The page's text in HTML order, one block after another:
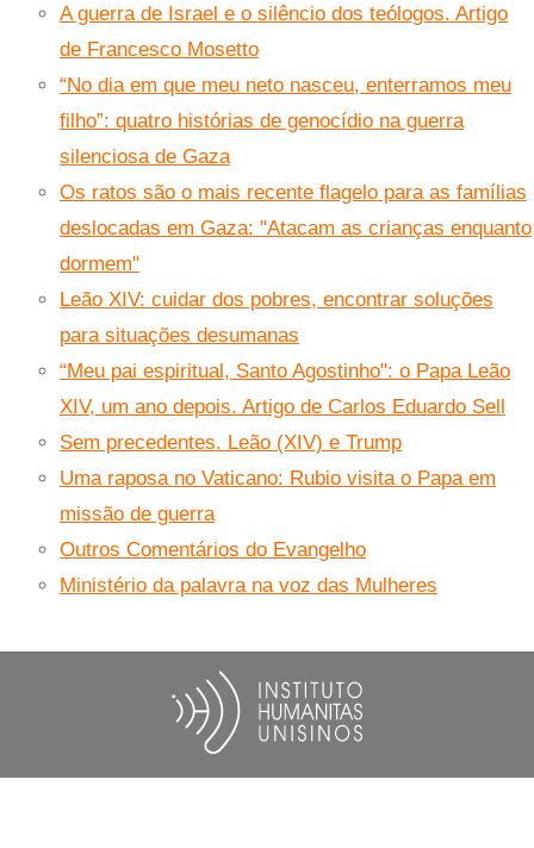
A guerra de Israel e o silêncio dos teólogos. Artigo
de Francesco Mosetto
“No dia em que meu neto nasceu, enterramos meu
filho”: quatro histórias de genocídio na guerra
silenciosa de Gaza
Os ratos são o mais recente flagelo para as famílias
deslocadas em Gaza: "Atacam as crianças enquanto
dormem"
Leão XIV: cuidar dos pobres, encontrar soluções
para situações desumanas
“Meu pai espiritual, Santo Agostinho": o Papa Leão
XIV, um ano depois. Artigo de Carlos Eduardo Sell
Sem precedentes. Leão (XIV) e Trump
Uma raposa no Vaticano: Rubio visita o Papa em
missão de guerra
Outros Comentários do Evangelho
Ministério da palavra na voz das Mulheres